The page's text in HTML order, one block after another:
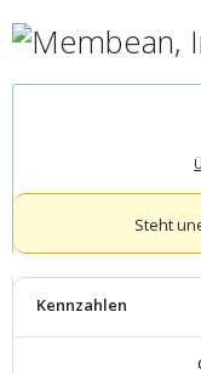
Steht
Kennzahlen